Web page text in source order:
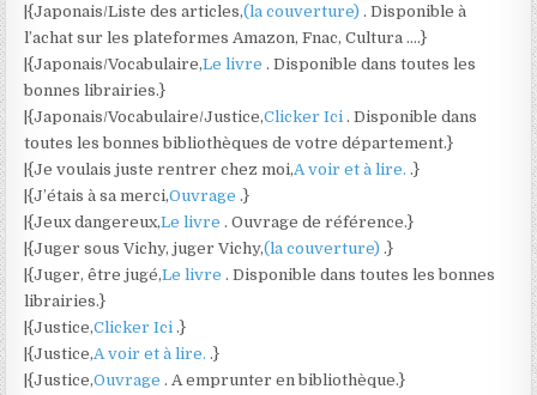
|{Japonais/Liste des articles,(la couverture) . Disponible à
l’achat sur les plateformes Amazon, Fnac, Cultura ….}
|{Japonais/Vocabulaire,Le livre . Disponible dans toutes les
bonnes librairies.}
|{Japonais/Vocabulaire/Justice,Clicker Ici . Disponible dans
toutes les bonnes bibliothèques de votre département.}
|{Je voulais juste rentrer chez moi,A voir et à lire. .}
|{J’étais à sa merci,Ouvrage .}
|{Jeux dangereux,Le livre . Ouvrage de référence.}
|{Juger sous Vichy, juger Vichy,(la couverture) .}
|{Juger, être jugé,Le livre . Disponible dans toutes les bonnes
librairies.}
|{Justice,Clicker Ici .}
|{Justice,A voir et à lire. .}
|{Justice,Ouvrage . A emprunter en bibliothèque.}